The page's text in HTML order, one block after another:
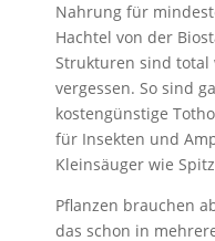
Nahrung für
Hachtel von der
Strukturen sind
vergessen. So sind
kostengünstige
für Insekten und
Kleinsäuger wie
Pflanzen brauchen
das schon in